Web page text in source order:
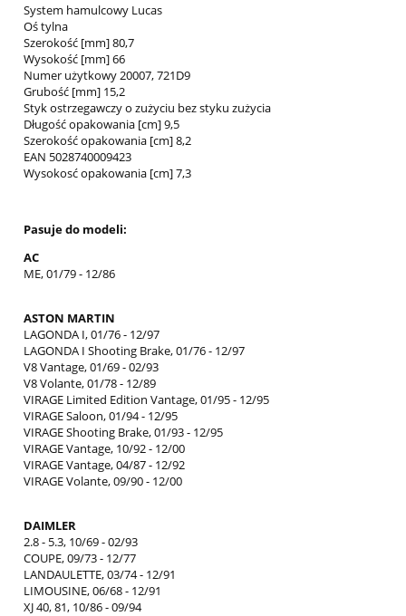
System hamulcowy Lucas
Oś tylna
Szerokość [mm] 80,7
Wysokość [mm] 66
Numer użytkowy 20007, 721D9
Grubość [mm] 15,2
Styk ostrzegawczy o zużyciu bez styku zużycia
Długość opakowania [cm] 9,5
Szerokość opakowania [cm] 8,2
EAN 5028740009423
Wysokosć opakowania [cm] 7,3
Pasuje do modeli:
AC
ME, 01/79 - 12/86
ASTON MARTIN
LAGONDA I, 01/76 - 12/97
LAGONDA I Shooting Brake, 01/76 - 12/97
V8 Vantage, 01/69 - 02/93
V8 Volante, 01/78 - 12/89
VIRAGE Limited Edition Vantage, 01/95 - 12/95
VIRAGE Saloon, 01/94 - 12/95
VIRAGE Shooting Brake, 01/93 - 12/95
VIRAGE Vantage, 10/92 - 12/00
VIRAGE Vantage, 04/87 - 12/92
VIRAGE Volante, 09/90 - 12/00
DAIMLER
2.8 - 5.3, 10/69 - 02/93
COUPE, 09/73 - 12/77
LANDAULETTE, 03/74 - 12/91
LIMOUSINE, 06/68 - 12/91
XJ 40, 81, 10/86 - 09/94